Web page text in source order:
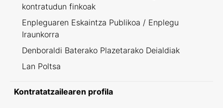
kontratudun finkoak
Enpleguaren Eskaintza Publikoa / Enplegu
Iraunkorra
Denboraldi Baterako Plazetarako Deialdiak
Lan Poltsa
Kontratatzailearen profila